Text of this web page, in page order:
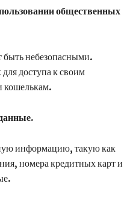
общественных
небезопасными.
доступа к своим
кошелькам.
информацию, такую как
номера кредитных карт и